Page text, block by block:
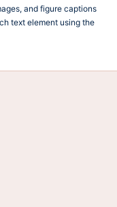
and figure captions
text element using the